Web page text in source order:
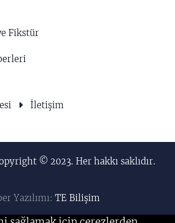
Fikstür
İletişim
© 2023. Her hakkı saklıdır.
Yazılımı: TE Bilişim